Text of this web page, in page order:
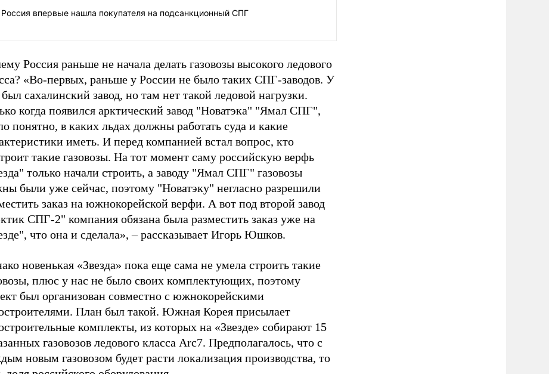
Россия впервые нашла покупателя на подсанкционный СПГ
Россия раньше не начала делать газовозы высокого ледового
«Во-первых, раньше у России не было таких СПГ-заводов. У
сахалинский завод, но там нет такой ледовой нагрузки.
когда появился арктический завод "Новатэка" "Ямал СПГ",
понятно, в каких льдах должны работать суда и какие
иметь. И перед компанией встал вопрос, кто
такие газовозы. На тот момент саму российскую верфь
только начали строить, а заводу "Ямал СПГ" газовозы
были уже сейчас, поэтому "Новатэку" негласно разрешили
заказ на южнокорейской верфи. А вот под второй завод
СПГ-2" компания обязана была разместить заказ уже на
что она и сделала», – рассказывает Игорь Юшков.
новенькая «Звезда» пока еще сама не умела строить такие
плюс у нас не было своих комплектующих, поэтому
был организован совместно с южнокорейскими
План был такой. Южная Корея присылает
комплекты, из которых на «Звезде» собирают 15
газовозов ледового класса Arc7. Предполагалось, что с
новым газовозом будет расти локализация производства, то